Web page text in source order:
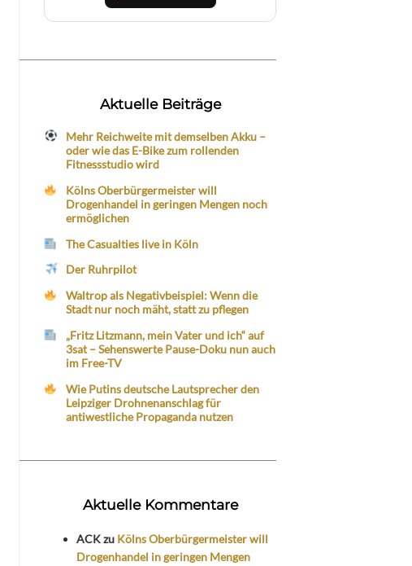
Aktuelle Beiträge
Mehr Reichweite mit demselben Akku –
oder wie das E-Bike zum rollenden
Fitnessstudio wird
Kölns Oberbürgermeister will
Drogenhandel in geringen Mengen noch
ermöglichen
The Casualties live in Köln
Der Ruhrpilot
Waltrop als Negativbeispiel: Wenn die
Stadt nur noch mäht, statt zu pflegen
„Fritz Litzmann, mein Vater und ich“ auf
3sat – Sehenswerte Pause-Doku nun auch
im Free-TV
Wie Putins deutsche Lautsprecher den
Leipziger Drohnenanschlag für
antiwestliche Propaganda nutzen
Aktuelle Kommentare
ACKzu Kölns Oberbürgermeister will
Drogenhandel in geringen Mengen